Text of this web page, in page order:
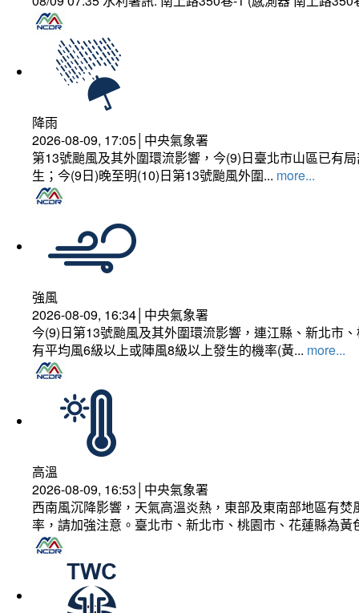
降雨
2026-08-09, 17:05│中央氣象署
第13號颱風及其外圍環流影響，今(9)日臺北市山區已有
生；今(9日)晚至明(10)日第13號颱風外圍... more...
強風
2026-08-09, 16:34│中央氣象署
今(9)日第13號颱風及其外圍環流影響，連江縣、新北市
有平均風6級以上或陣風8級以上發生的機率(黃... more...
高溫
2026-08-09, 16:53│中央氣象署
西南風沉降影響，天氣高溫炎熱，東部及東南部地區有
率，請加強注意。臺北市、新北市、桃園市、花蓮縣為